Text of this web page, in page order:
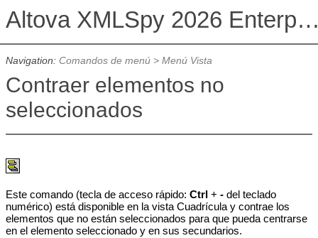
Altova XMLSpy 2026
Navigation: Comandos de menú> Menú Vista
Contraer elementos no
seleccionados
Este comando (tecla de acceso rápido: Ctrl + -del teclado
numérico) está disponible en la vista Cuadrícula y contrae los
elementos que no están seleccionados para que pueda centrarse
en el elemento seleccionado y en sus secundarios.